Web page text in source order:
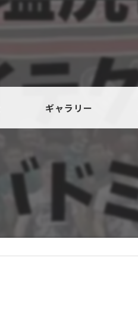
ギャラリー